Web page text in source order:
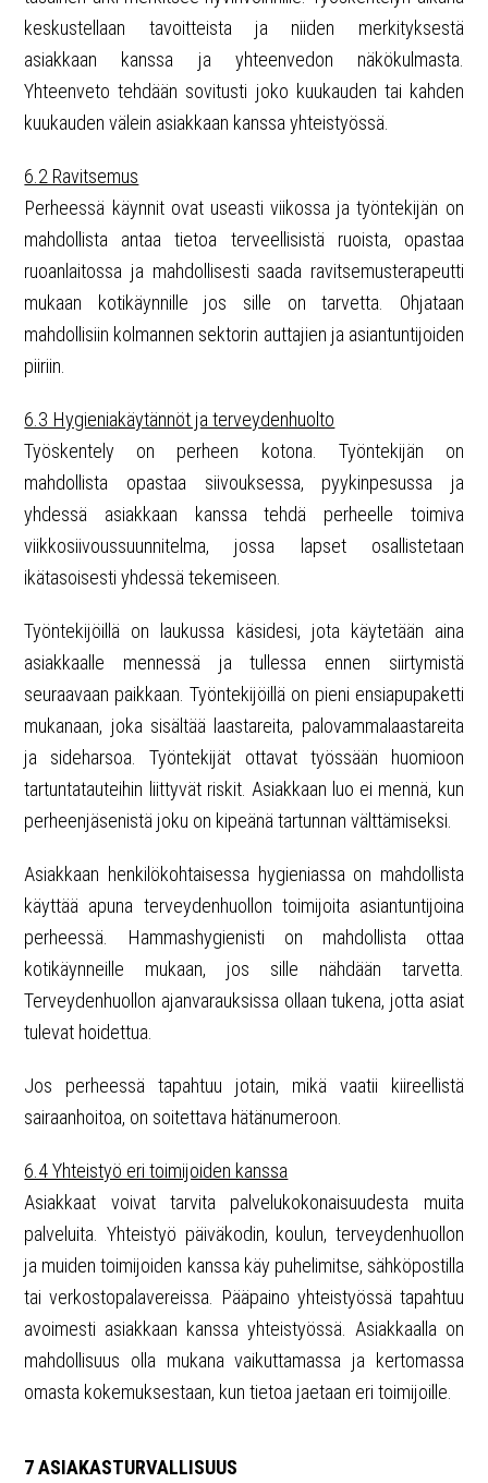
keskustellaan tavoitteista ja niiden merkityksestä
asiakkaan kanssa ja yhteenvedon näkökulmasta.
Yhteenveto tehdään sovitusti joko kuukauden tai kahden
kuukauden välein asiakkaan kanssa yhteistyössä.
6.2 Ravitsemus
Perheessä käynnit ovat useasti viikossa ja työntekijän on
mahdollista antaa tietoa terveellisistä ruoista, opastaa
ruoanlaitossa ja mahdollisesti saada ravitsemusterapeutti
mukaan kotikäynnille jos sille on tarvetta. Ohjataan
mahdollisiin kolmannen sektorin auttajien ja asiantuntijoiden
piiriin.
6.3 Hygieniakäytännöt ja terveydenhuolto
Työskentely on perheen kotona. Työntekijän on
mahdollista opastaa siivouksessa, pyykinpesussa ja
yhdessä asiakkaan kanssa tehdä perheelle toimiva
viikkosiivoussuunnitelma, jossa lapset osallistetaan
ikätasoisesti yhdessä tekemiseen.
Työntekijöillä on laukussa käsidesi, jota käytetään aina
asiakkaalle mennessä ja tullessa ennen siirtymistä
seuraavaan paikkaan. Työntekijöillä on pieni ensiapupaketti
mukanaan, joka sisältää laastareita, palovammalaastareita
ja sideharsoa. Työntekijät ottavat työssään huomioon
tartuntatauteihin liittyvät riskit. Asiakkaan luo ei mennä, kun
perheenjäsenistä joku on kipeänä tartunnan välttämiseksi.
Asiakkaan henkilökohtaisessa hygieniassa on mahdollista
käyttää apuna terveydenhuollon toimijoita asiantuntijoina
perheessä. Hammashygienisti on mahdollista ottaa
kotikäynneille mukaan, jos sille nähdään tarvetta.
Terveydenhuollon ajanvarauksissa ollaan tukena, jotta asiat
tulevat hoidettua.
Jos perheessä tapahtuu jotain, mikä vaatii kiireellistä
sairaanhoitoa, on soitettava hätänumeroon.
6.4 Yhteistyö eri toimijoiden kanssa
Asiakkaat voivat tarvita palvelukokonaisuudesta muita
palveluita. Yhteistyö päiväkodin, koulun, terveydenhuollon
ja muiden toimijoiden kanssa käy puhelimitse, sähköpostilla
tai verkostopalavereissa. Pääpaino yhteistyössä tapahtuu
avoimesti asiakkaan kanssa yhteistyössä. Asiakkaalla on
mahdollisuus olla mukana vaikuttamassa ja kertomassa
omasta kokemuksestaan, kun tietoa jaetaan eri toimijoille.
7 ASIAKASTURVALLISUUS